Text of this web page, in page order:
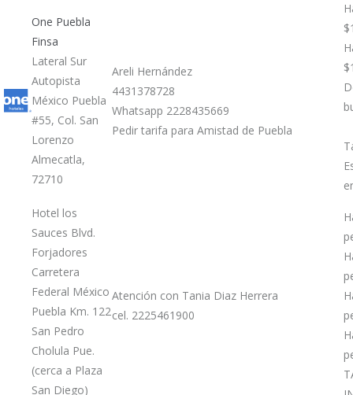
One Puebla
Finsa
Lateral Sur
Autopista
México Puebla
#55, Col. San
Lorenzo
Almecatla,
72710
Areli Hernández
4431378728
Whatsapp 2228435669
Pedir tarifa para Amistad de Puebla
Hotel los
Sauces Blvd.
Forjadores
Carretera
Federal México
Puebla Km. 122
San Pedro
Cholula Pue.
(cerca a Plaza
San Diego)
Atención con Tania Diaz Herrera
cel. 2225461900